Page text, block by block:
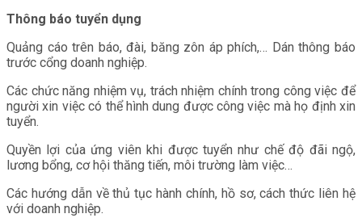
Thông báo tuyển dụng
Quảng cáo trên báo, đài, băng zôn áp phích,… Dán thông báo
trước cổng doanh nghiệp.
Các chức năng nhiệm vụ, trách nhiệm chính trong công việc để
người xin việc có thể hình dung được công việc mà họ định xin
tuyển.
Quyền lợi của ứng viên khi được tuyển như chế độ đãi ngộ,
lương bổng, cơ hội thăng tiến, môi trường làm việc…
Các hướng dẫn về thủ tục hành chính, hồ sơ, cách thức liên hệ
với doanh nghiệp.